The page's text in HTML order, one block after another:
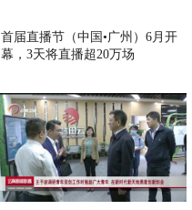
首届直播节（中国•广州）6月开
幕，3天将直播超20万场